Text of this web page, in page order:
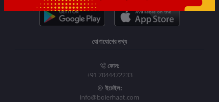
যোগাযোগের তথ্য
ফোন:
+91 7044472233
ইমেইল:
info@boierhaat.com